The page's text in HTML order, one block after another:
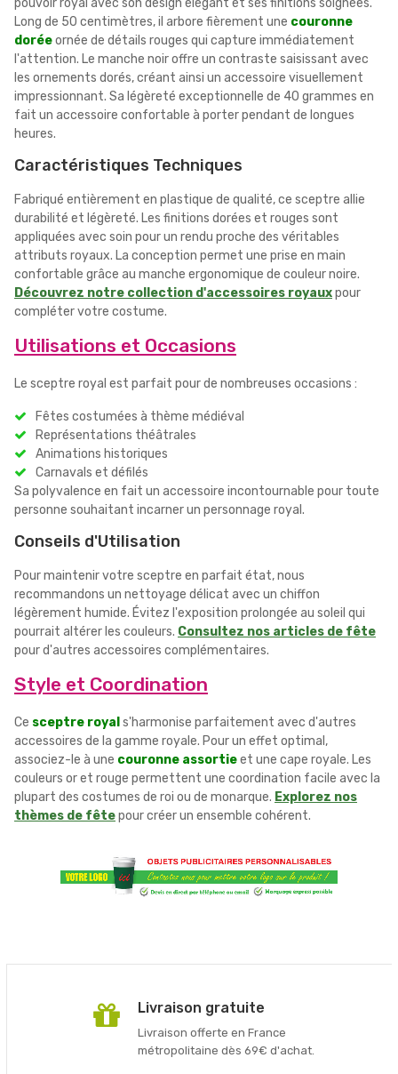
Long de 50 centimètres, il arbore fièrement une couronne
doréeornée de détails rouges qui capture immédiatement
l'attention. Le manche noir offre un contraste saisissant avec
les ornements dorés, créant ainsi un accessoire visuellement
impressionnant. Sa légèreté exceptionnelle de 40 grammes en
fait un accessoire confortable à porter pendant de longues
heures.
Caractéristiques Techniques
Fabriqué entièrement en plastique de qualité, ce sceptre allie
durabilité et légèreté. Les finitions dorées et rouges sont
appliquées avec soin pour un rendu proche des véritables
attributs royaux. La conception permet une prise en main
confortable grâce au manche ergonomique de couleur noire.
Découvrez notre collection d'accessoires royauxpour
compléter votre costume.
Utilisations et Occasions
Le sceptre royal est parfait pour de nombreuses occasions :
Fêtes costumées à thème médiéval
Représentations théâtrales
Animations historiques
Carnavals et défilés
Sa polyvalence en fait un accessoire incontournable pour toute
personne souhaitant incarner un personnage royal.
Conseils d'Utilisation
Pour maintenir votre sceptre en parfait état, nous
recommandons un nettoyage délicat avec un chiffon
légèrement humide. Évitez l'exposition prolongée au soleil qui
pourrait altérer les couleurs. Consultez nos articles de fête
pour d'autres accessoires complémentaires.
Style et Coordination
Ce sceptre royal s'harmonise parfaitement avec d'autres
accessoires de la gamme royale. Pour un effet optimal,
associez-le à une couronne assortieet une cape royale. Les
couleurs or et rouge permettent une coordination facile avec la
plupart des costumes de roi ou de monarque. Explorez nos
thèmes de fêtepour créer un ensemble cohérent.
Livraison gratuite
Livraison offerte en France
métropolitaine dès 69€ d'achat.